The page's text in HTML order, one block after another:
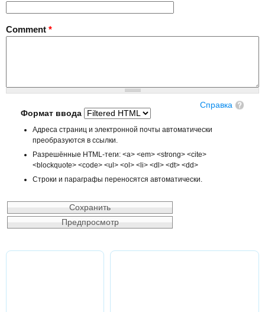
Comment *
Справка
Формат ввода
Адреса страниц и электронной почты автоматически
преобразуются в ссылки.
Разрешённые HTML-теги: <a> <em> <strong> <cite>
<blockquote> <code> <ul> <ol> <li> <dl> <dt> <dd>
Строки и параграфы переносятся автоматически.